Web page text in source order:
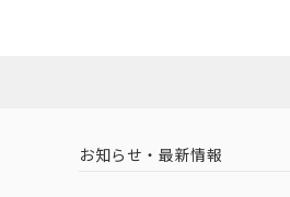
中国 RoHS 注意事項・凡例
（イギリス
（ノルウェー
お知らせ・最新情報